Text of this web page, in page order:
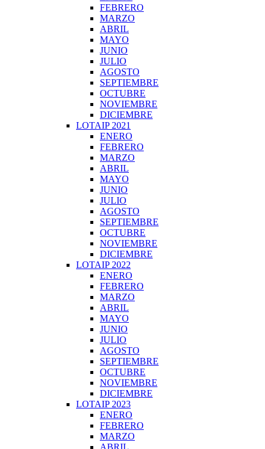
FEBRERO
MARZO
ABRIL
MAYO
JUNIO
JULIO
AGOSTO
SEPTIEMBRE
OCTUBRE
NOVIEMBRE
DICIEMBRE
LOTAIP 2021
ENERO
FEBRERO
MARZO
ABRIL
MAYO
JUNIO
JULIO
AGOSTO
SEPTIEMBRE
OCTUBRE
NOVIEMBRE
DICIEMBRE
LOTAIP 2022
ENERO
FEBRERO
MARZO
ABRIL
MAYO
JUNIO
JULIO
AGOSTO
SEPTIEMBRE
OCTUBRE
NOVIEMBRE
DICIEMBRE
LOTAIP 2023
ENERO
FEBRERO
MARZO
ABRIL